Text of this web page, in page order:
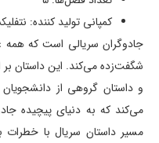
کمپانی تولید کننده:
جادوگران سریالی است که همه
شگفت‌زده می‌کند. این داستان
و داستان گروهی از
می‌کند که به دنیای پیچیده
مسیر داستان سریال با خطرات